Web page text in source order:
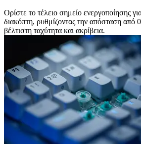
Ορίστε το τέλειο σημείο ενεργοποίησης
διακόπτη, ρυθμίζοντας την απόσταση από
βέλτιστη ταχύτητα και ακρίβεια.